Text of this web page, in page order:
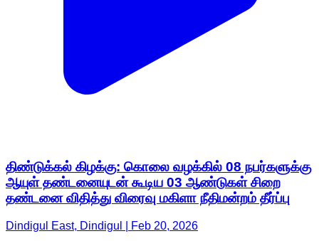
திண்டுக்கல் கிழக்கு: கொலை வழக்கில் 08 நபர்களுக்கு
ஆயுள் தண்டனையுடன் கூடிய 03 ஆண்டுகள் சிறை
தண்டனை விதித்து விரைவு மகிளா நீதிமன்றம் தீர்ப்பு
Dindigul East, Dindigul | Feb 20, 2026